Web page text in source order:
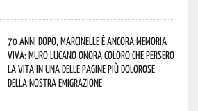
70 anni dopo, Marcinelle è ancora memoria
viva: Muro Lucano onora coloro che persero
la vita in una delle pagine più dolorose
della nostra emigrazione